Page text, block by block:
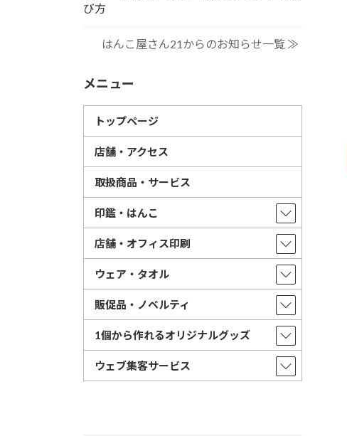
び方
はんこ屋さん21からのお知らせ一覧 ≫
メニュー
トップページ
店舗・アクセス
取扱商品・サービス
印鑑・はんこ
店舗・オフィス印刷
ウェア・タオル
販促品・ノベルティ
1個から作れるオリジナルグッズ
ウェブ集客サービス